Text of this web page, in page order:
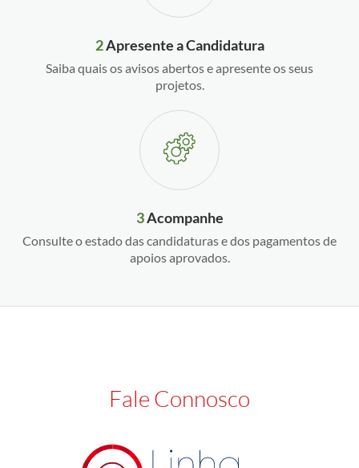
2Apresente a Candidatura
Saiba quais os avisos abertos e apresente os seus
projetos.
3Acompanhe
Consulte o estado das candidaturas e dos pagamentos de
apoios aprovados.
Fale Connosco